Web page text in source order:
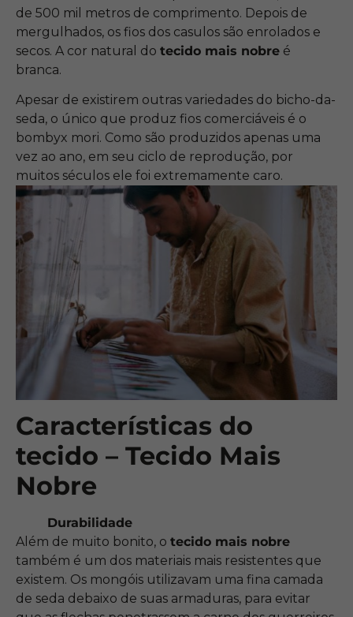
de 500 mil metros de comprimento. Depois de
mergulhados, os fios dos casulos são enrolados e
secos. A cor natural do tecido mais nobre é
branca.
Apesar de existirem outras variedades do bicho-da-
seda, o único que produz fios comerciáveis é o
bombyx mori. Como são produzidos apenas uma
vez ao ano, em seu ciclo de reprodução, por
muitos séculos ele foi extremamente caro.
Características do
tecido – Tecido Mais
Nobre
Durabilidade
Além de muito bonito, o tecido mais nobre
também é um dos materiais mais resistentes que
existem. Os mongóis utilizavam uma fina camada
de seda debaixo de suas armaduras, para evitar